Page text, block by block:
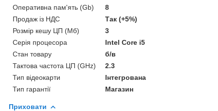
Оперативна пам'ять (Gb)
8
Продаж із НДС
Так (+5%)
Розмір кешу ЦП (Мб)
3
Серія процесора
Intel Core i5
Стан товару
б/в
Тактова частота ЦП (GHz)
2.3
Тип відеокарти
Інтегрована
Тип гарантії
Магазин
Приховати